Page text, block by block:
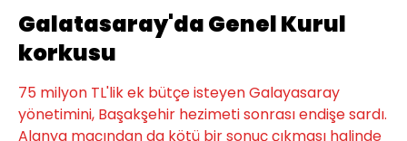
Galatasaray'da Genel Kurul
korkusu
75 milyon TL'lik ek bütçe isteyen Galayasaray
yönetimini, Başakşehir hezimeti sonrası endişe sardı.
Alanya maçından da kötü bir sonuç çıkması halinde